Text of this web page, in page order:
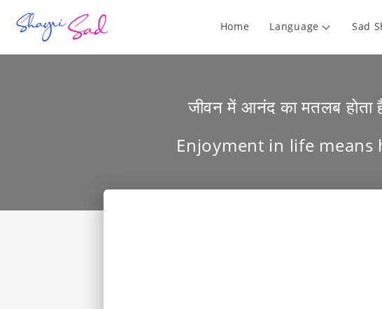
Home Language Sad
जीवन में आनंद का मतलब होता
Enjoyment in life